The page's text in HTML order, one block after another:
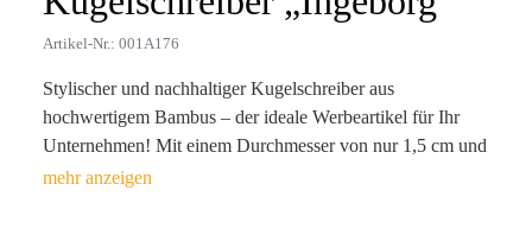
Artikel-Nr.: 001A176
Stylischer und nachhaltiger Kugelschreiber aus
hochwertigem Bambus – der ideale Werbeartikel für Ihr
Unternehmen! Mit einem Durchmesser von nur 1,5 cm und
einer Länge von 15,5 cm liegt er angenehm in der Hand